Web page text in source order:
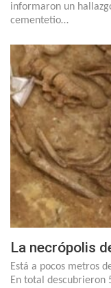
informaron un
cementetio…
La necrópolis
Está a pocos metros
En total descubrieron